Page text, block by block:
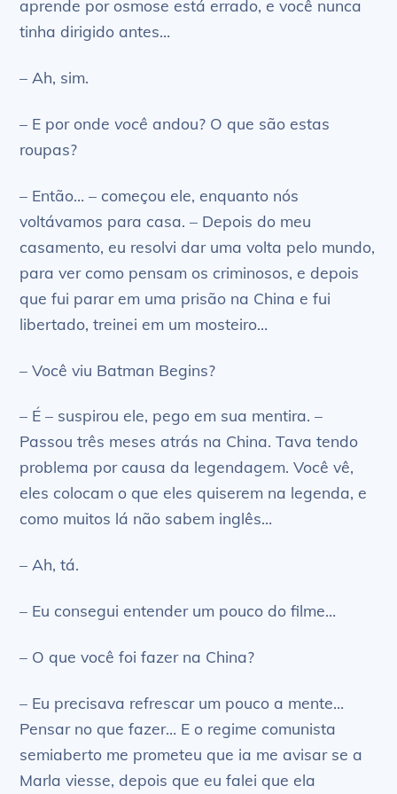
aprende por osmose está errado, e você nunca
tinha dirigido antes…
– Ah, sim.
– E por ondevocê andou? O que são estas
roupas?
– Então… – começou ele, enquanto nós
voltávamos para casa. – Depois do meu
casamento, eu resolvi dar uma volta pelo mundo,
para ver como pensam os criminosos, e depois
que fui parar em uma prisão na China e fui
libertado, treinei em um mosteiro…
– Você viu Batman Begins?
– É – suspirou ele, pego em sua mentira. –
Passou três meses atrás na China. Tava tendo
problema por causa da legendagem. Você vê,
eles colocam o que eles quiserem na legenda, e
como muitos lá não sabem inglês…
– Ah, tá.
– Eu consegui entender um pouco do filme…
– O que você foi fazer na China?
– Eu precisava refrescar um pouco a mente…
Pensar no que fazer… E o regime comunista
semiaberto me prometeu que ia me avisar se a
Marla viesse, depois que eu falei que ela